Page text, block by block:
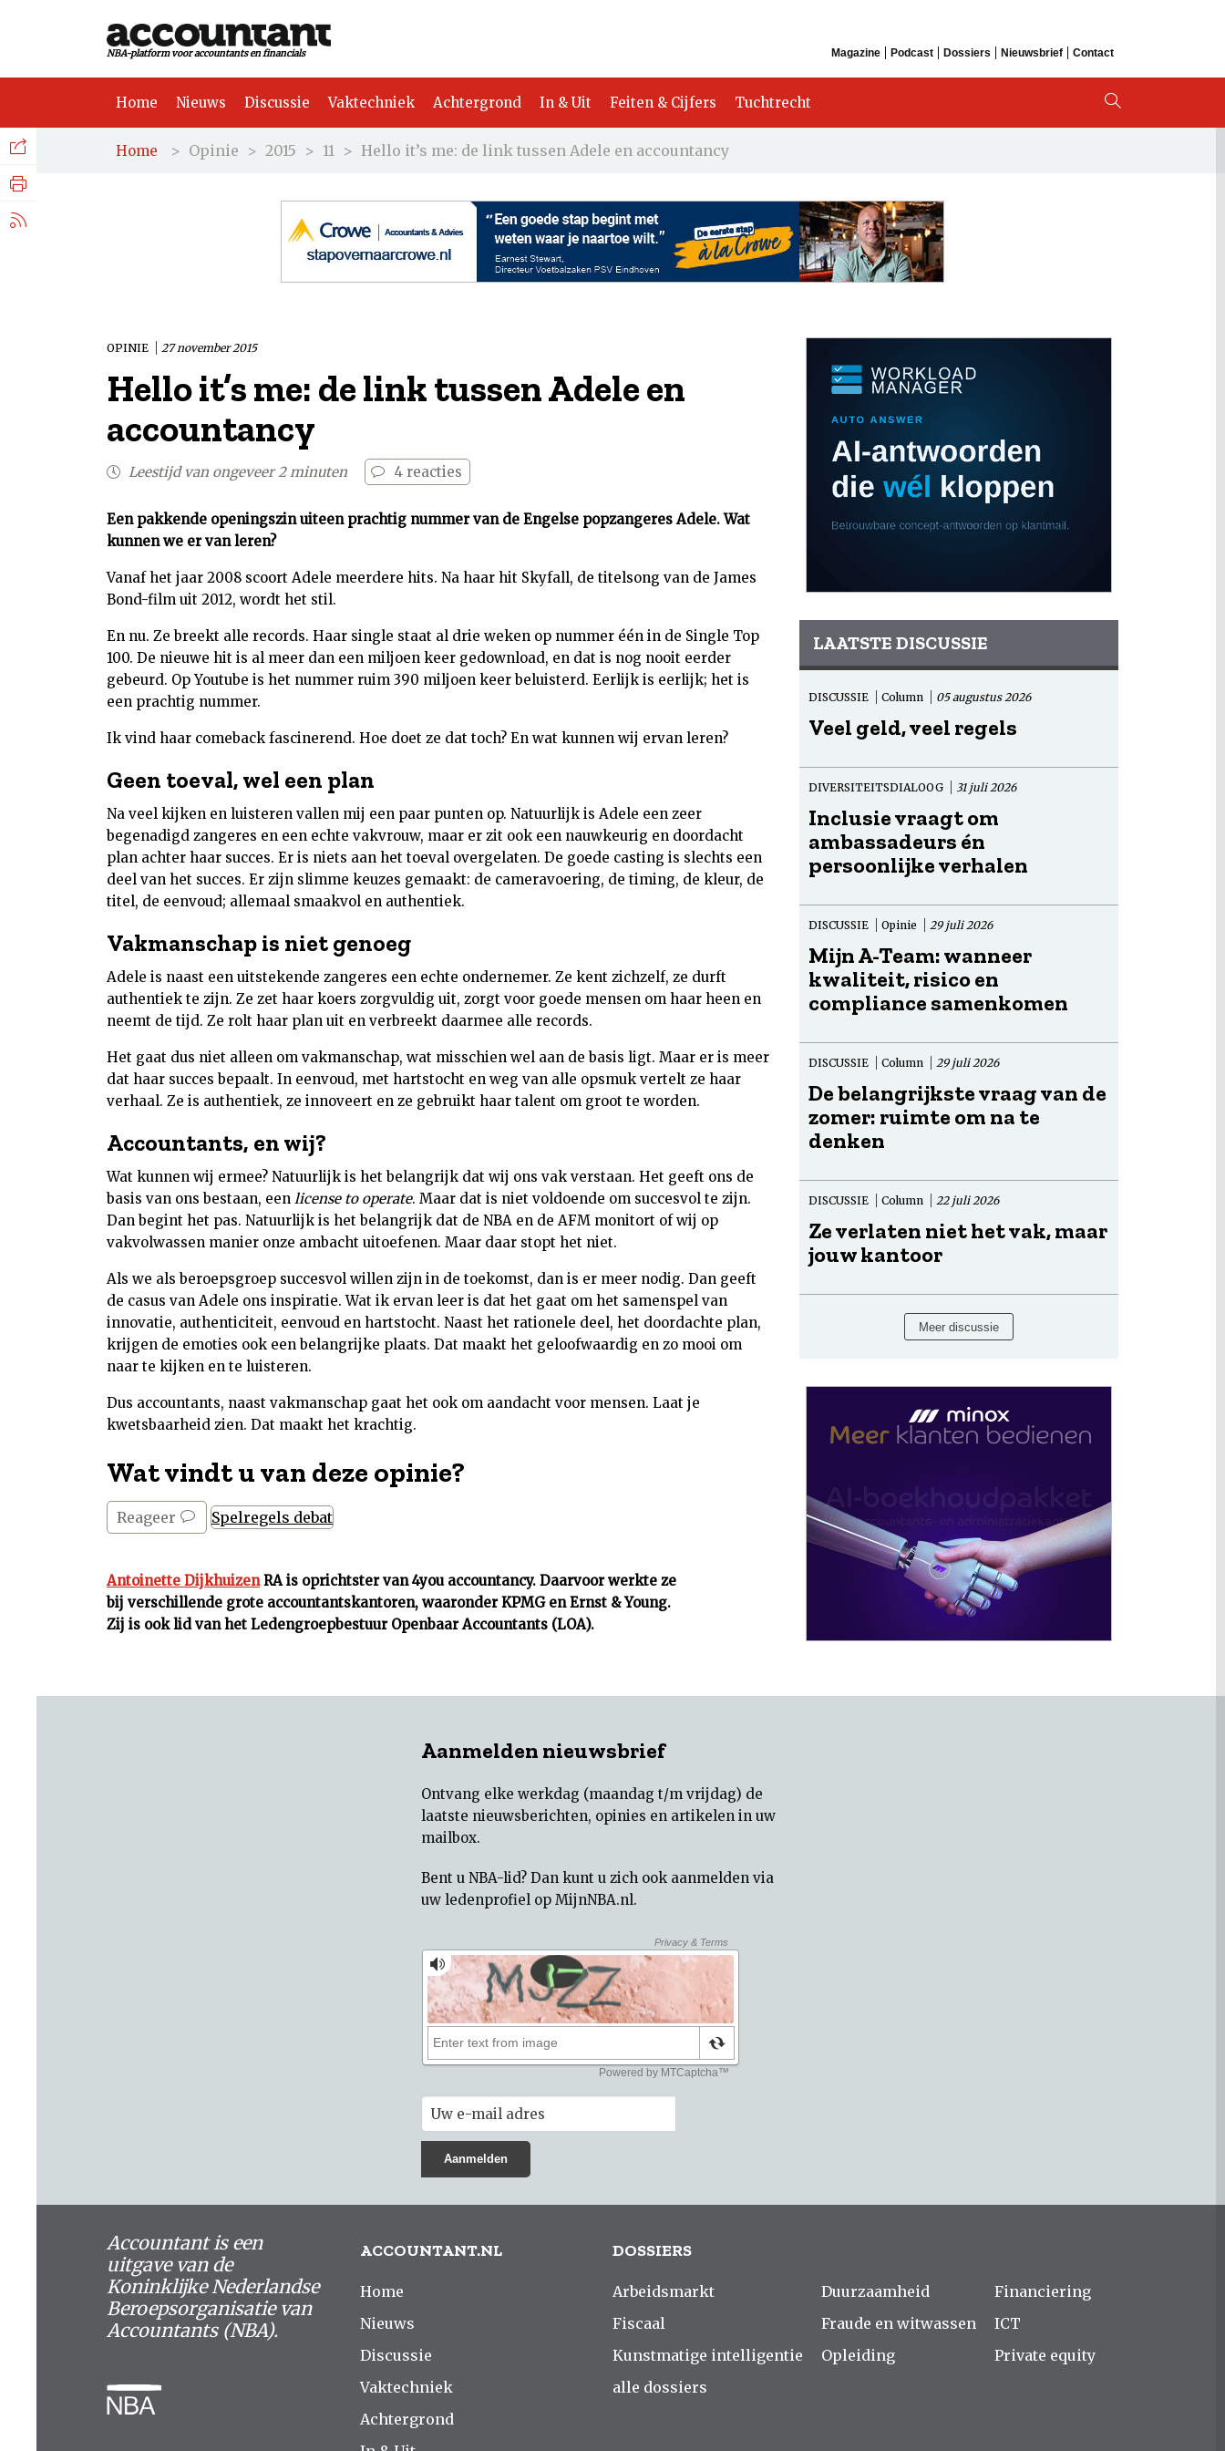
NBA-platform voor accountants en financials Magazine Podcast Dossiers Nieuwsbrief Contact
Home Nieuws Discussie Vaktechniek Achtergrond In & Uit Feiten & Cijfers Tuchtrecht
Home > Opinie > 2015 > 11 > Hello it’s me: de link tussen Adele en accountancy
OPINIE 27 november 2015
Hello it’s me: de link tussen Adele en
accountancy
Leestijd van ongeveer 2 minuten 4 reacties
Een pakkende openingszin uiteen prachtig nummer van de Engelse popzangeres Adele. Wat
kunnen we er van leren?
Vanaf het jaar 2008 scoort Adele meerdere hits. Na haar hit Skyfall, de titelsong van de James
Bond-film uit 2012, wordt het stil.
En nu. Ze breekt alle records. Haar single staat al drie weken op nummer één in de Single Top
100. De nieuwe hit is al meer dan een miljoen keer gedownload, en dat is nog nooit eerder
gebeurd. Op Youtube is het nummer ruim 390 miljoen keer beluisterd. Eerlijk is eerlijk; het is
een prachtig nummer.
Ik vind haar comeback fascinerend. Hoe doet ze dat toch? En wat kunnen wij ervan leren?
Geen toeval, wel een plan
Na veel kijken en luisteren vallen mij een paar punten op. Natuurlijk is Adele een zeer
begenadigd zangeres en een echte vakvrouw, maar er zit ook een nauwkeurig en doordacht
plan achter haar succes. Er is niets aan het toeval overgelaten. De goede casting is slechts een
deel van het succes. Er zijn slimme keuzes gemaakt: de cameravoering, de timing, de kleur, de
titel, de eenvoud; allemaal smaakvol en authentiek.
Vakmanschap is niet genoeg
Adele is naast een uitstekende zangeres een echte ondernemer. Ze kent zichzelf, ze durft
authentiek te zijn. Ze zet haar koers zorgvuldig uit, zorgt voor goede mensen om haar heen en
neemt de tijd. Ze rolt haar plan uit en verbreekt daarmee alle records.
Het gaat dus niet alleen om vakmanschap, wat misschien wel aan de basis ligt. Maar er is meer
dat haar succes bepaalt. In eenvoud, met hartstocht en weg van alle opsmuk vertelt ze haar
verhaal. Ze is authentiek, ze innoveert en ze gebruikt haar talent om groot te worden.
Accountants, en wij?
Wat kunnen wij ermee? Natuurlijk is het belangrijk dat wij ons vak verstaan. Het geeft ons de
basis van ons bestaan, een license to operate. Maar dat is niet voldoende om succesvol te zijn.
Dan begint het pas. Natuurlijk is het belangrijk dat de NBA en de AFM monitort of wij op
vakvolwassen manier onze ambacht uitoefenen. Maar daar stopt het niet.
Als we als beroepsgroep succesvol willen zijn in de toekomst, dan is er meer nodig. Dan geeft
de casus van Adele ons inspiratie. Wat ik ervan leer is dat het gaat om het samenspel van
innovatie, authenticiteit, eenvoud en hartstocht. Naast het rationele deel, het doordachte plan,
krijgen de emoties ook een belangrijke plaats. Dat maakt het geloofwaardig en zo mooi om
naar te kijken en te luisteren.
Dus accountants, naast vakmanschap gaat het ook om aandacht voor mensen. Laat je
kwetsbaarheid zien. Dat maakt het krachtig.
Wat vindt u van deze opinie?
Reageer Spelregels debat
Antoinette DijkhuizenRA is oprichtster van 4you accountancy. Daarvoor werkte ze
bij verschillende grote accountantskantoren, waaronder KPMG en Ernst & Young.
Zij is ook lid van het Ledengroepbestuur Openbaar Accountants (LOA).
LAATSTE DISCUSSIE
DISCUSSIE Column 05 augustus 2026
Veel geld, veel regels
DIVERSITEITSDIALOOG 31 juli 2026
Inclusie vraagt om
ambassadeurs én
persoonlijke verhalen
DISCUSSIE Opinie 29 juli 2026
Mijn A-Team: wanneer
kwaliteit, risico en
compliance samenkomen
DISCUSSIE Column 29 juli 2026
De belangrijkste vraag van de
zomer: ruimte om na te
denken
DISCUSSIE Column 22 juli 2026
Ze verlaten niet het vak, maar
jouw kantoor
Meer discussie
Facebook
Nieuws
Aanmelden nieuwsbrief
Ontvang elke werkdag (maandag t/m vrijdag) de
laatste nieuwsberichten, opinies en artikelen in uw
mailbox.
Bent u NBA-lid? Dan kunt u zich ook aanmelden via
uw ledenprofiel op MijnNBA.nl.
Accountant is een
uitgave van de
Koninklijke Nederlandse
Beroepsorganisatie van
Accountants (NBA).
ACCOUNTANT.NL
Home
Nieuws
Discussie
Vaktechniek
Achtergrond
DOSSIERS
Arbeidsmarkt
Fiscaal
Kunstmatige intelligentie
alle dossiers
Duurzaamheid
Fraude en witwassen
Opleiding
Financiering
ICT
Private equity